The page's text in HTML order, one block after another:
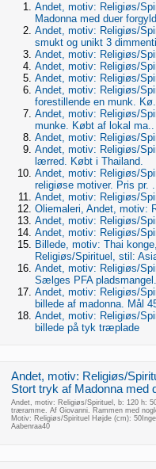
Andet, motiv: Religiøs/
Madonna med duer
Andet, motiv: Religiøs/
smukt og unikt 3
Andet, motiv: Religiøs/
Andet, motiv: Religiøs/
Andet, motiv: Religiøs/
Andet, motiv: Religiøs/
forestillende en munk.
Andet, motiv: Religiøs/
munke. Købt af lokal ma..
Andet, motiv: Religiøs/
Andet, motiv: Religiøs/
lærred. Købt i Thailand.
Andet, motiv: Religiøs/
religiøse motiver. Pris pr.
Andet, motiv: Religiøs/
Oliemaleri, Andet, motiv:
Andet, motiv: Religiøs/
Andet, motiv: Religiøs/
Billede, motiv: Thai
Religiøs/Spirituel, stil:
Andet, motiv: Religiøs/
Sælges PFA pladsmangel.
Andet, motiv: Religiøs/
billede af madonna. Mål
Andet, motiv: Religiøs/
billede på tyk træplade
Andet, motiv: Religiøs/
Stort tryk af Madonna med
Andet, motiv: Religiøs/Spirituel, b: 120 h:
træramme. Af Giovanni. Rammen med
Motiv: Religiøs/Spirituel Højde (cm):
Aabenraa40